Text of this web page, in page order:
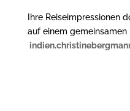
Ihre Reiseimpressionen
auf einem gemeinsamen